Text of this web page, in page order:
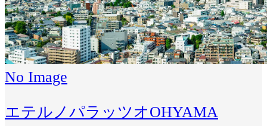
No Image
エテルノパラッツオOHYAMA